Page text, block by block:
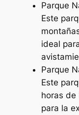
Parque
Este
ideal
Parque
Este
horas de
para la